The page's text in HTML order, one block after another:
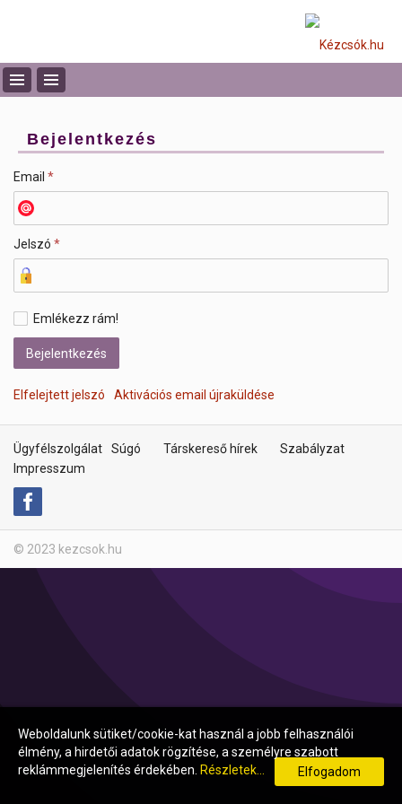
Bejelentkezés
Email *
Jelszó *
Emlékezz rám!
Elfelejtett jelszó Aktivációs email újraküldése
Ügyfélszolgálat Súgó Társkereső hírek
Szabályzat
Impresszum
© 2023 kezcsok.hu
Weboldalunk sütiket/cookie-kat használ a jobb felhasználói
élmény, a hirdetői adatok rögzítése, a személyre szabott
reklámmegjelenítés érdekében. Részletek... Elfogadom